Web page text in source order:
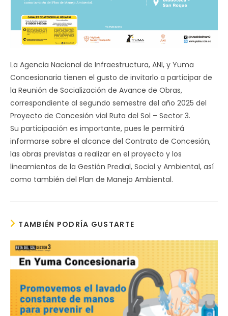
La Agencia Nacional de Infraestructura, ANI, y Yuma
Concesionaria tienen el gusto de invitarlo a participar de
la Reunión de Socialización de Avance de Obras,
correspondiente al segundo semestre del año 2025 del
Proyecto de Concesión vial Ruta del Sol – Sector 3.
Su participación es importante, pues le permitirá
informarse sobre el alcance del Contrato de Concesión,
las obras previstas a realizar en el proyecto y los
lineamientos de la Gestión Predial, Social y Ambiental, así
como también del Plan de Manejo Ambiental.
TAMBIÉN PODRÍA GUSTARTE